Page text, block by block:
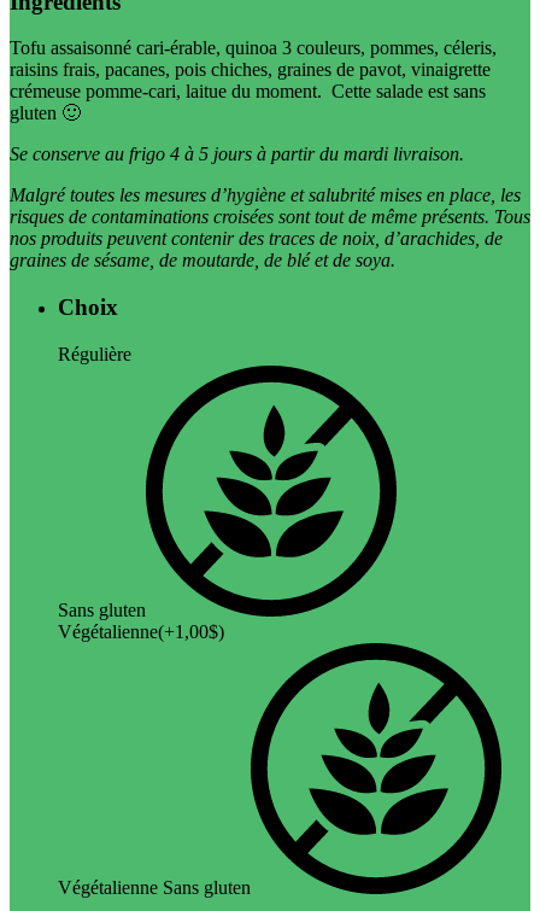
Tofu assaisonné cari-érable, quinoa 3 couleurs, pommes, céleris,
raisins frais, pacanes, pois chiches, graines de pavot, vinaigrette
crémeuse pomme-cari, laitue du moment. Cette salade est sans
gluten 🙂
Se conserve au frigo 4 à 5 jours à partir du mardi livraison.
Malgré toutes les mesures d’hygiène et salubrité mises en place, les
risques de contaminations croisées sont tout de même présents. Tous
nos produits peuvent contenir des traces de noix, d’arachides, de
graines de sésame, de moutarde, de blé et de soya.
Choix
Régulière
Sans gluten
Végétalienne(+1,00$)
Végétalienne Sans gluten